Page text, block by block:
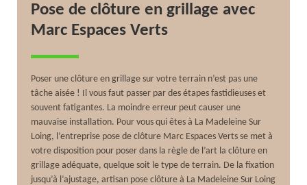
Pose de clôture en grillage avec
Marc Espaces Verts
Poser une clôture en grillage sur votre terrain n’est pas une
tâche aisée ! Il vous faut passer par des étapes fastidieuses et
souvent fatigantes. La moindre erreur peut causer une
mauvaise installation. Pour vous qui êtes à La Madeleine Sur
Loing, l’entreprise pose de clôture Marc Espaces Verts se met à
votre disposition pour poser dans la règle de l’art la clôture en
grillage adéquate, quelque soit le type de terrain. De la fixation
jusqu’à l’ajustage, artisan pose clôture à La Madeleine Sur Loing